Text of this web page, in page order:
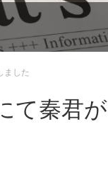
ました
て秦君